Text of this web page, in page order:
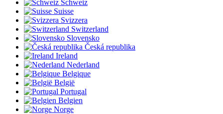
Schweiz
Suisse
Svizzera
Switzerland
Slovensko
Česká republika
Ireland
Nederland
Belgique
België
Portugal
Belgien
Norge